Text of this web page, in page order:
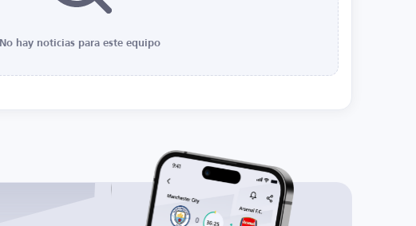
No hay noticias para este equipo